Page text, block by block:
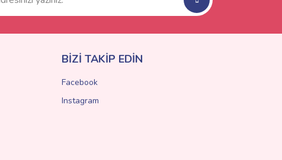
BİZİ TAKİP EDİN
Facebook
Instagram